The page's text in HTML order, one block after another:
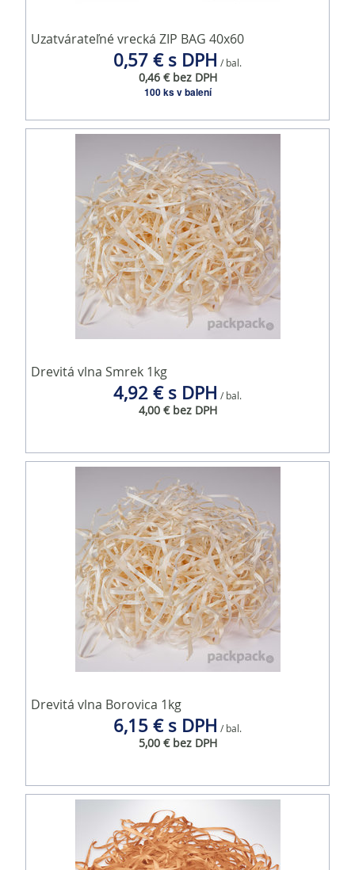
Uzatvárateľné vrecká ZIP BAG 40x60
0,57 € s DPH / bal.
0,46 € bez DPH
100 ks v balení
Drevitá vlna Smrek 1kg
4,92 € s DPH / bal.
4,00 € bez DPH
Drevitá vlna Borovica 1kg
6,15 € s DPH / bal.
5,00 € bez DPH